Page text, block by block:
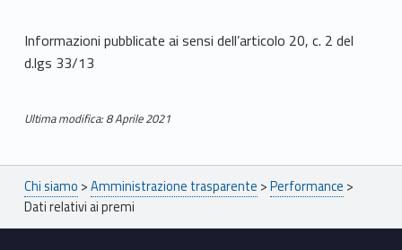
D
a
t
i
r
e
Informazioni pubblicate ai sensi dell’articolo 20, c. 2 del
d.lgs 33/13
Ultima modifica: 8 Aprile 2021
Skip back to main navigation
Breadcrumbs navigation
Chi siamo >Amministrazione trasparente >Performance >
Dati relativi ai premi